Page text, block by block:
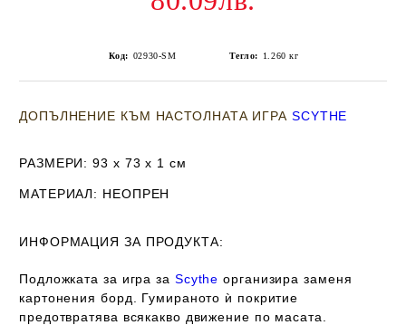
Код: 02930-SM Тегло: 1.260 кг
ДОПЪЛНЕНИЕ КЪМ НАСТОЛНАТА ИГРА SCYTHE
РАЗМЕРИ: 93 х 73 х 1 см
МАТЕРИАЛ: НЕОПРЕН
ИНФОРМАЦИЯ ЗА ПРОДУКТА:
Подложката за игра за Scythe организира заменя
картонения борд. Гумираното ѝ покритие
предотвратява всякакво движение по масата.